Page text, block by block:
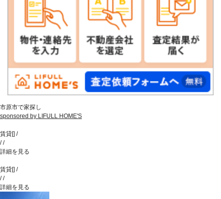
市原市で家探し
sponsored by LIFULL HOME'S
賃貸[] /
//
詳細を見る
賃貸[] /
//
詳細を見る